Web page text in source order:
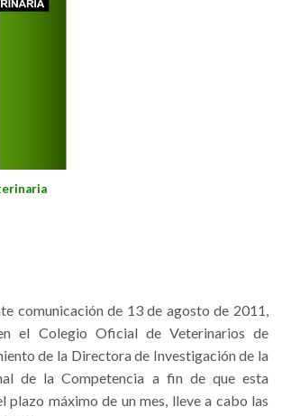
comunicación de 13 de agosto de 2011,
el Colegio Oficial de Veterinarios de
de la Directora de Investigación de la
de la Competencia a fin de que esta
plazo máximo de un mes, lleve a cabo las